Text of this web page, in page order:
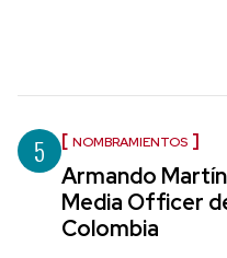
5 NOMBRAMIENTOS
Armando
Media Officer
Colombia